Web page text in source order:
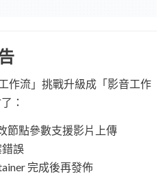
作流」挑戰升級成「影音工作
：
節點參數支援影片上傳
錯誤
完成後再發佈